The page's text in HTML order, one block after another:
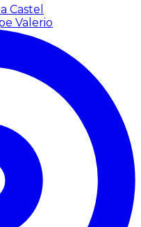
Castel
Valerio